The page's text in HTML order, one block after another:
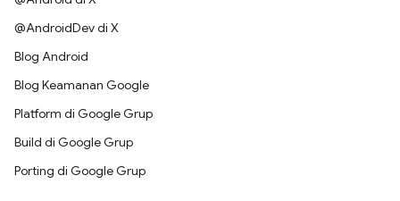
@AndroidDev di X
Blog Android
Blog Keamanan Google
Platform di Google Grup
Build di Google Grup
Porting di Google Grup